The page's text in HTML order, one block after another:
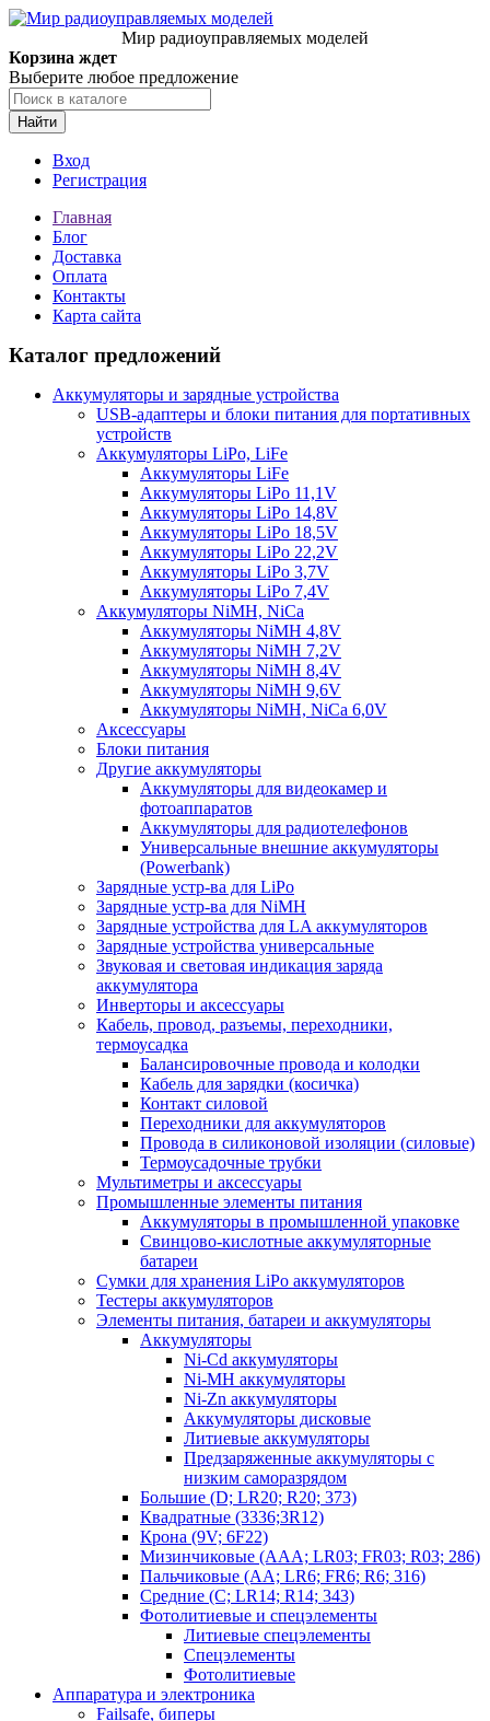
Мир радиоуправляемых моделей
Корзина ждет
Выберите любое предложение
Найти
Вход
Регистрация
Главная
Блог
Доставка
Оплата
Контакты
Карта сайта
Каталог предложений
Аккумуляторы и зарядные устройства
USB-адаптеры и блоки питания для портативных
устройств
Аккумуляторы LiPo, LiFe
Аккумуляторы LiFe
Аккумуляторы LiPo 11,1V
Аккумуляторы LiPo 14,8V
Аккумуляторы LiPo 18,5V
Аккумуляторы LiPo 22,2V
Аккумуляторы LiPo 3,7V
Аккумуляторы LiPo 7,4V
Аккумуляторы NiMH, NiCa
Аккумуляторы NiMH 4,8V
Аккумуляторы NiMH 7,2V
Аккумуляторы NiMH 8,4V
Аккумуляторы NiMH 9,6V
Аккумуляторы NiMH, NiCa 6,0V
Аксессуары
Блоки питания
Другие аккумуляторы
Аккумуляторы для видеокамер и
фотоаппаратов
Аккумуляторы для радиотелефонов
Универсальные внешние аккумуляторы
(Powerbank)
Зарядные устр-ва для LiPo
Зарядные устр-ва для NiMH
Зарядные устройства для LA аккумуляторов
Зарядные устройства универсальные
Звуковая и световая индикация заряда
аккумулятора
Инверторы и аксессуары
Кабель, провод, разъемы, переходники,
термоусадка
Балансировочные провода и колодки
Кабель для зарядки (косичка)
Контакт силовой
Переходники для аккумуляторов
Провода в силиконовой изоляции (силовые)
Термоусадочные трубки
Мультиметры и аксессуары
Промышленные элементы питания
Аккумуляторы в промышленной упаковке
Свинцово-кислотные аккумуляторные
батареи
Сумки для хранения LiPo аккумуляторов
Тестеры аккумуляторов
Элементы питания, батареи и аккумуляторы
Аккумуляторы
Ni-Cd аккумуляторы
Ni-MH аккумуляторы
Ni-Zn аккумуляторы
Аккумуляторы дисковые
Литиевые аккумуляторы
Предзаряженные аккумуляторы с
низким саморазрядом
Большие (D; LR20; R20; 373)
Квадратные (3336;3R12)
Крона (9V; 6F22)
Мизинчиковые (AAA; LR03; FR03; R03; 286)
Пальчиковые (AA; LR6; FR6; R6; 316)
Средние (C; LR14; R14; 343)
Фотолитиевые и спецэлементы
Литиевые спецэлементы
Спецэлементы
Фотолитиевые
Аппаратура и электроника
Failsafe, биперы